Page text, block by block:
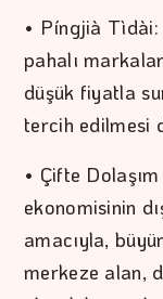
• Píngjià Tìdài:
pahalı
düşük fiyatla
tercih edilmesi
• Çifte
ekonomisinin
amacıyla,
merkeze alan,